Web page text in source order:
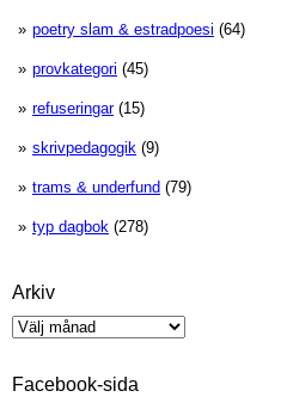
poetry slam & estradpoesi (64)
provkategori (45)
refuseringar(15)
skrivpedagogik (9)
trams & underfund (79)
typ dagbok (278)
Arkiv
Arkiv
Facebook-sida